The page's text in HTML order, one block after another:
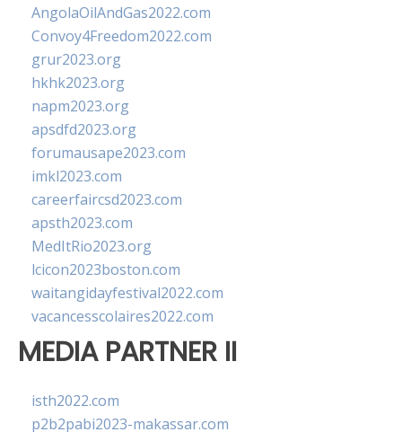
AngolaOilAndGas2022.com
Convoy4Freedom2022.com
grur2023.org
hkhk2023.org
napm2023.org
apsdfd2023.org
forumausape2023.com
imkl2023.com
careerfaircsd2023.com
apsth2023.com
MedItRio2023.org
lcicon2023boston.com
waitangidayfestival2022.com
vacancesscolaires2022.com
MEDIA PARTNER II
isth2022.com
p2b2pabi2023-makassar.com